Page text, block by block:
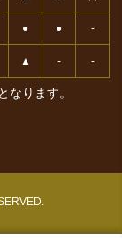
● ● -
▲ - -
なります。